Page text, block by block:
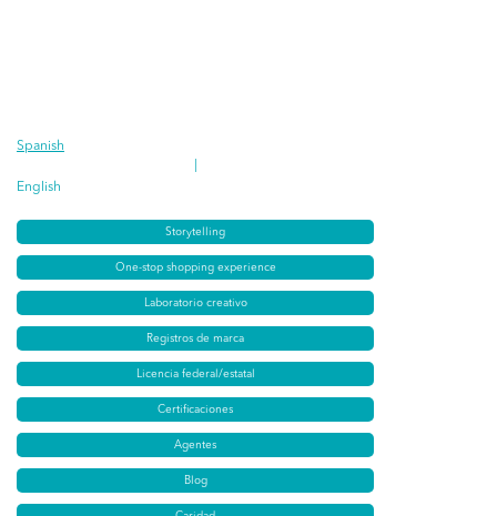
Spanish
English
Storytelling
One-stop shopping experience
Laboratorio creativo
Registros de marca
Licencia federal/estatal
Certificaciones
Agentes
Blog